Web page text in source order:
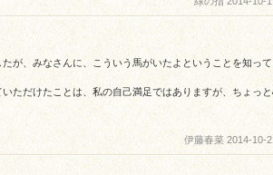
が、みなさんに、こういう馬がいたよということを知っ
ただけたことは、私の自己満足ではありますが、ちょっ
伊藤春菜 2014-10-